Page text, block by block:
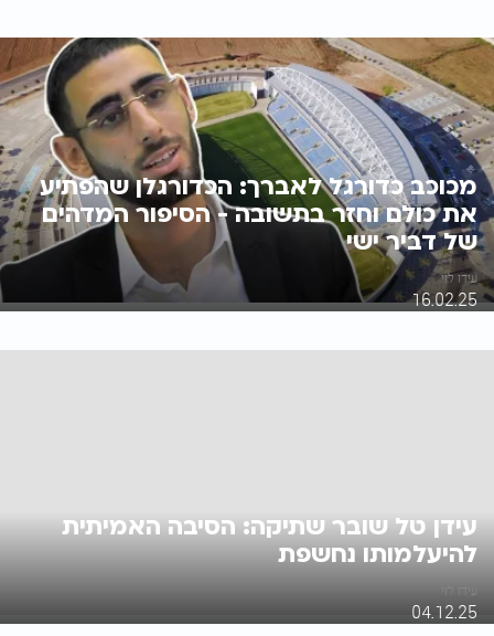
מכוכב כדורגל לאברך: הכדורגלן שהפתיע
את כולם וחזר בתשובה - הסיפור המדהים
של דביר ישי
עידו לוי
16.02.25
עידן טל שובר שתיקה: הסיבה האמיתית
להיעלמותו נחשפת
עידו לוי
04.12.25